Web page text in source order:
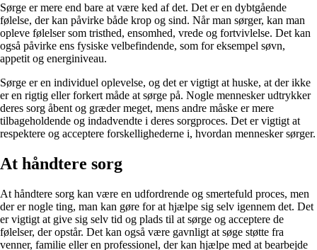
Sørge er mere end bare at være ked af det. Det er en dybtgående
følelse, der kan påvirke både krop og sind. Når man sørger, kan man
opleve følelser som tristhed, ensomhed, vrede og fortvivlelse. Det kan
også påvirke ens fysiske velbefindende, som for eksempel søvn,
appetit og energiniveau.
Sørge er en individuel oplevelse, og det er vigtigt at huske, at der ikke
er en rigtig eller forkert måde at sørge på. Nogle mennesker udtrykker
deres sorg åbent og græder meget, mens andre måske er mere
tilbageholdende og indadvendte i deres sorgproces. Det er vigtigt at
respektere og acceptere forskellighederne i, hvordan mennesker sørger.
At håndtere sorg
At håndtere sorg kan være en udfordrende og smertefuld proces, men
der er nogle ting, man kan gøre for at hjælpe sig selv igennem det. Det
er vigtigt at give sig selv tid og plads til at sørge og acceptere de
følelser, der opstår. Det kan også være gavnligt at søge støtte fra
venner, familie eller en professionel, der kan hjælpe med at bearbejde